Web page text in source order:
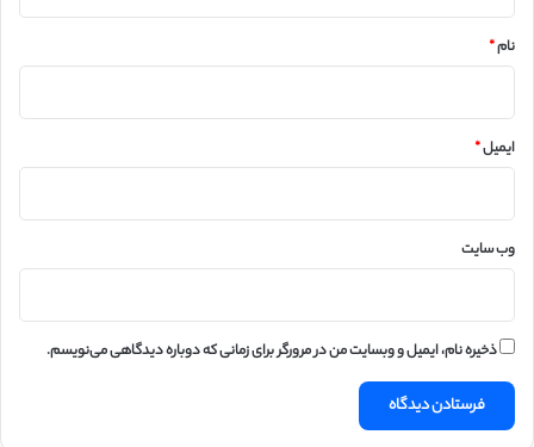
نام*
ایمیل*
وب‌ سایت
ذخیره نام، ایمیل و وبسایت من در مرورگر برای زمانی که دوباره دیدگاهی می‌نویسم.